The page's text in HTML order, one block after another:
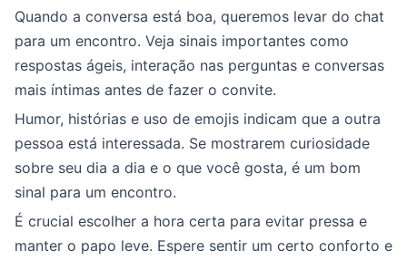
Quando a conversa está boa, queremos levar do chat
para um encontro. Veja sinais importantes como
respostas ágeis, interação nas perguntas e conversas
mais íntimas antes de fazer o convite.
Humor, histórias e uso de emojis indicam que a outra
pessoa está interessada. Se mostrarem curiosidade
sobre seu dia a dia e o que você gosta, é um bom
sinal para um encontro.
É crucial escolher a hora certa para evitar pressa e
manter o papo leve. Espere sentir um certo conforto e